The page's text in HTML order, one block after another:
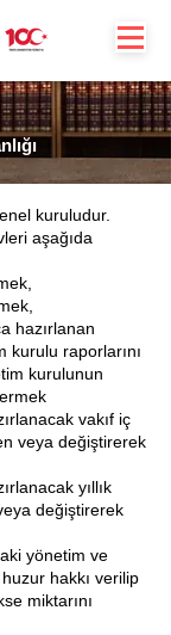
kuruludur.
aşağıda
hazırlanan
kurulu raporlarını
kurulunun
vakıf iç
veya değiştirerek
yıllık
değiştirerek
yönetim ve
hakkı verilip
miktarını